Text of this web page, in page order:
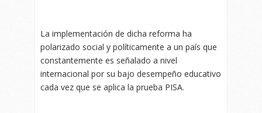
La implementación de dicha reforma ha
polarizado social y políticamente a un país que
constantemente es señalado a nivel
internacional por su bajo desempeño educativo
cada vez que se aplica la prueba PISA.